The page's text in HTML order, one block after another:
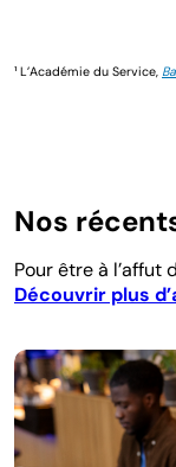
¹ L’Académie du Service,
Nos
Pour être à l’affut
Découvrir plus